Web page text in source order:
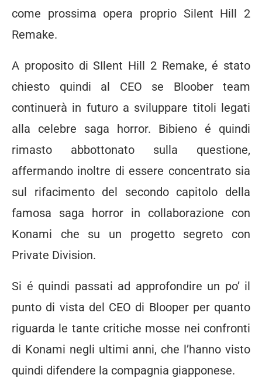
come prossima opera proprio Silent Hill 2
Remake.
A proposito di SIlent Hill 2 Remake, é stato
chiesto quindi al CEO se Bloober team
continuerà in futuro a sviluppare titoli legati
alla celebre saga horror. Bibieno é quindi
rimasto abbottonato sulla questione,
affermando inoltre di essere concentrato sia
sul rifacimento del secondo capitolo della
famosa saga horror in collaborazione con
Konami che su un progetto segreto con
Private Division.
Si é quindi passati ad approfondire un po’ il
punto di vista del CEO di Blooper per quanto
riguarda le tante critiche mosse nei confronti
di Konami negli ultimi anni, che l’hanno visto
quindi difendere la compagnia giapponese.